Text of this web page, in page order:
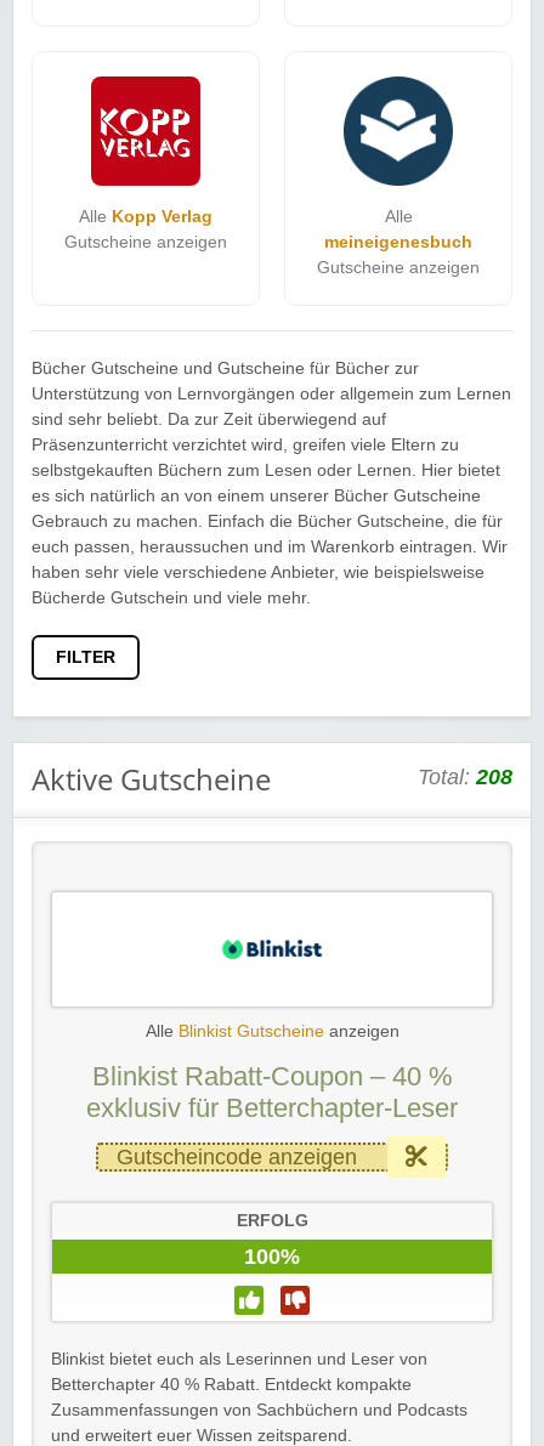
Alle Kopp Verlag
Gutscheine anzeigen
Alle
meineigenesbuch
Gutscheine anzeigen
Bücher Gutscheine und Gutscheine für Bücher zur
Unterstützung von Lernvorgängen oder allgemein zum Lernen
sind sehr beliebt. Da zur Zeit überwiegend auf
Präsenzunterricht verzichtet wird, greifen viele Eltern zu
selbstgekauften Büchern zum Lesen oder Lernen. Hier bietet
es sich natürlich an von einem unserer Bücher Gutscheine
Gebrauch zu machen. Einfach die Bücher Gutscheine, die für
euch passen, heraussuchen und im Warenkorb eintragen. Wir
haben sehr viele verschiedene Anbieter, wie beispielsweise
Bücherde Gutschein und viele mehr.
FILTER
Aktive Gutscheine Total: 208
Alle Blinkist Gutscheineanzeigen
Blinkist Rabatt-Coupon – 40 %
exklusiv für Betterchapter-Leser
Gutscheincode anzeigen
ERFOLG
100%
Blinkist bietet euch als Leserinnen und Leser von
Betterchapter 40 % Rabatt. Entdeckt kompakte
Zusammenfassungen von Sachbüchern und Podcasts
und erweitert euer Wissen zeitsparend.